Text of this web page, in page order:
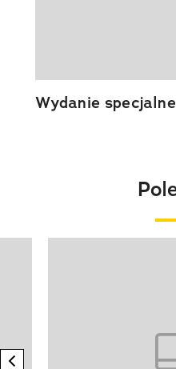
Wydanie
previous element